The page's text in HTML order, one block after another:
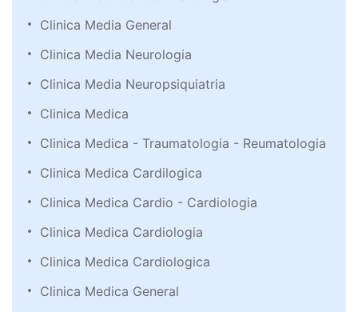
Clinica Media General
Clinica Media Neurologia
Clinica Media Neuropsiquiatria
Clinica Medica
Clinica Medica - Traumatologia - Reumatologia
Clinica Medica Cardilogica
Clinica Medica Cardio - Cardiologia
Clinica Medica Cardiologia
Clinica Medica Cardiologica
Clinica Medica General